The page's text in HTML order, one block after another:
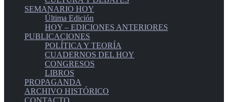
SEMANARIO HOY
Última Edición
HOY – EDICIONES ANTERIORES
PUBLICACIONES
POLÍTICA Y TEORÍA
CUADERNOS DEL HOY
CONGRESOS
LIBROS
PROPAGANDA
ARCHIVO HISTÓRICO